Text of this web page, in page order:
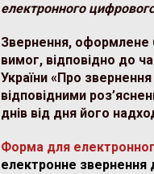
електронного
Звернення, оформлене
вимог, відповідно до
України «Про
відповідними
днів від дня його
Форма для
електронне звернення